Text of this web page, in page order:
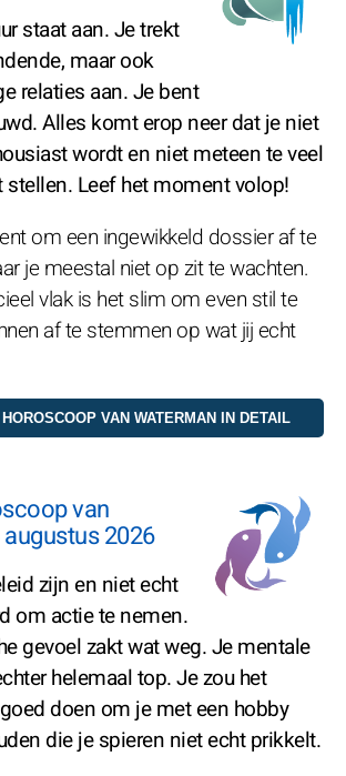
staat aan. Je trekt
maar ook
relaties aan. Je bent
Alles komt erop neer dat je niet
wordt en niet meteen te veel
stellen. Leef het moment volop!
om een ingewikkeld dossier af te
je meestal niet op zit te wachten.
vlak is het slim om even stil te
af te stemmen op wat jij echt
van
2026
zijn en niet echt
om actie te nemen.
gevoel zakt wat weg. Je mentale
helemaal top. Je zou het
doen om je met een hobby
die je spieren niet echt prikkelt.